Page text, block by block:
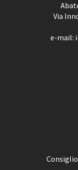
Via
e-mail: